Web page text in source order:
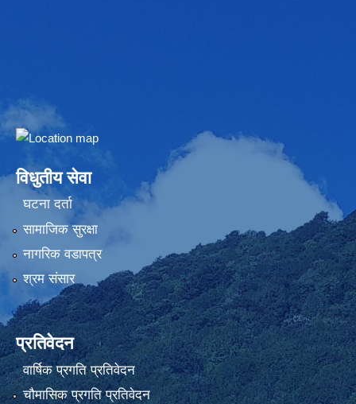
Embed Google Map
विधुतीय सेवा
घटना दर्ता
सामाजिक सुरक्षा
नागरिक वडापत्र
श्रम संसार
प्रतिवेदन
वार्षिक प्रगति प्रतिवेदन
चौमासिक प्रगति प्रतिवेदन